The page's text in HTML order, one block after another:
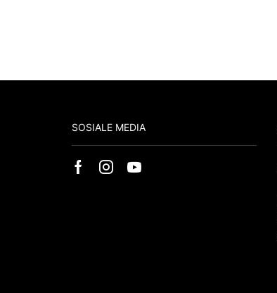
SOSIALE MEDIA